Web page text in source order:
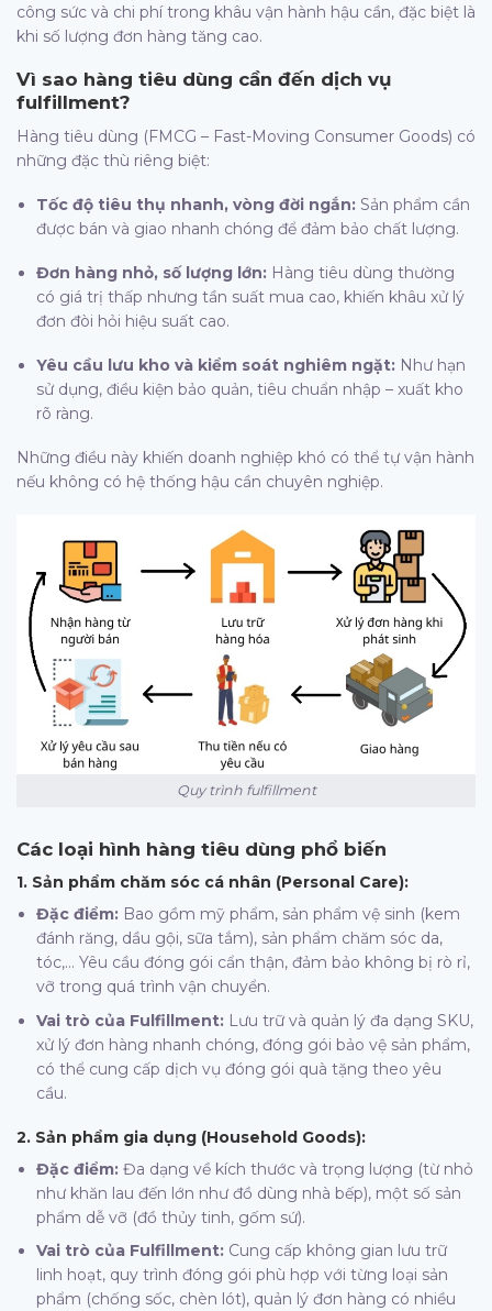
công sức và chi phí trong khâu vận hành hậu cần, đặc biệt là
khi số lượng đơn hàng tăng cao.
Vì sao hàng tiêu dùng cần đến dịch vụ
fulfillment?
Hàng tiêu dùng (FMCG – Fast-Moving Consumer Goods) có
những đặc thù riêng biệt:
Tốc độ tiêu thụ nhanh, vòng đời ngắn: Sản phẩm cần
được bán và giao nhanh chóng để đảm bảo chất lượng.
Đơn hàng nhỏ, số lượng lớn: Hàng tiêu dùng thường
có giá trị thấp nhưng tần suất mua cao, khiến khâu xử lý
đơn đòi hỏi hiệu suất cao.
Yêu cầu lưu kho và kiểm soát nghiêm ngặt: Như hạn
sử dụng, điều kiện bảo quản, tiêu chuẩn nhập – xuất kho
rõ ràng.
Những điều này khiến doanh nghiệp khó có thể tự vận hành
nếu không có hệ thống hậu cần chuyên nghiệp.
Quy trình fulfillment
Các loại hình hàng tiêu dùng phổ biến
1. Sản phẩm chăm sóc cá nhân (Personal Care):
Đặc điểm: Bao gồm mỹ phẩm, sản phẩm vệ sinh (kem
đánh răng, dầu gội, sữa tắm), sản phẩm chăm sóc da,
tóc,… Yêu cầu đóng gói cẩn thận, đảm bảo không bị rò rỉ,
vỡ trong quá trình vận chuyển.
Vai trò của Fulfillment: Lưu trữ và quản lý đa dạng SKU,
xử lý đơn hàng nhanh chóng, đóng gói bảo vệ sản phẩm,
có thể cung cấp dịch vụ đóng gói quà tặng theo yêu
cầu.
2. Sản phẩm gia dụng (Household Goods):
Đặc điểm: Đa dạng về kích thước và trọng lượng (từ nhỏ
như khăn lau đến lớn như đồ dùng nhà bếp), một số sản
phẩm dễ vỡ (đồ thủy tinh, gốm sứ).
Vai trò của Fulfillment: Cung cấp không gian lưu trữ
linh hoạt, quy trình đóng gói phù hợp với từng loại sản
phẩm (chống sốc, chèn lót), quản lý đơn hàng có nhiều